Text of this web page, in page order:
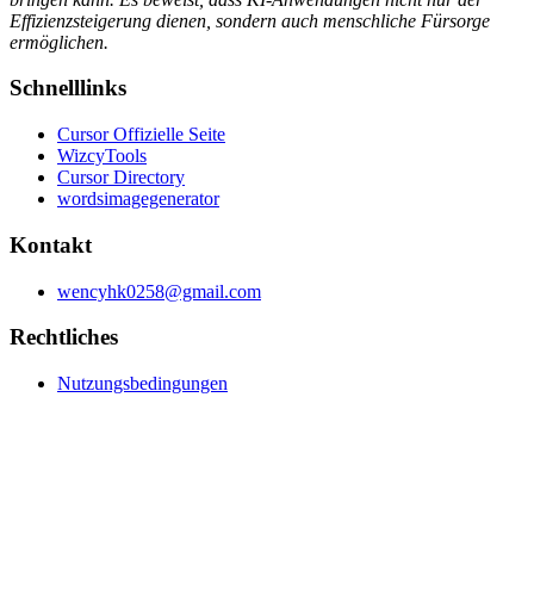
Effizienzsteigerung dienen, sondern auch menschliche Fürsorge
ermöglichen.
Schnelllinks
Cursor Offizielle Seite
WizcyTools
Cursor Directory
wordsimagegenerator
Kontakt
wencyhk0258@gmail.com
Rechtliches
Nutzungsbedingungen